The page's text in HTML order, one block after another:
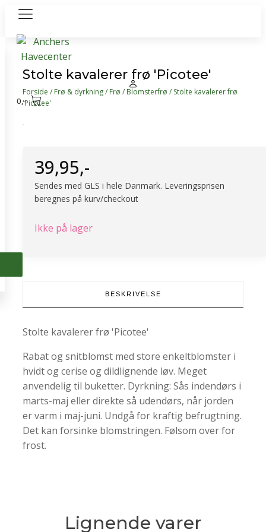
0 ,-
Forside / Frø & dyrkning/ Frø / Blomsterfrø / Stolte kavalerer frø
'Picotee'
Stolte kavalerer frø 'Picotee'
39,95,-
Sendes med GLS i hele Danmark. Leveringsprisen
beregnes på kurv/checkout
Ikke på lager
BESKRIVELSE
Stolte kavalerer frø 'Picotee'
Rabat og snitblomst med store enkeltblomster i
hvidt og cerise og dildlignende løv. Meget
anvendelig til buketter. Dyrkning: Sås indendørs i
marts-maj eller direkte så udendørs, når jorden
er varm i maj-juni. Undgå for kraftig befrugtning.
Det kan forsinke blomstringen. Følsom over for
frost.
Lignende varer